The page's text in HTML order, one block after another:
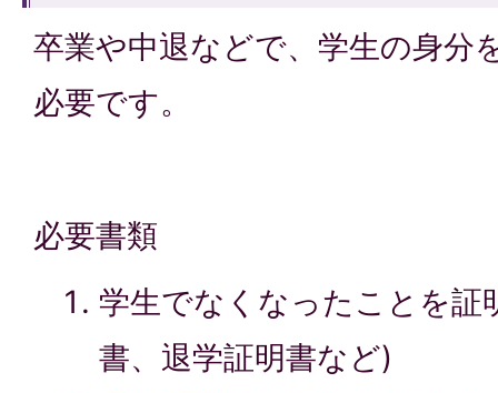
卒業や中退などで、学生の身分
必要です。
必要書類
学生でなくなったことを証
書、退学証明書など)